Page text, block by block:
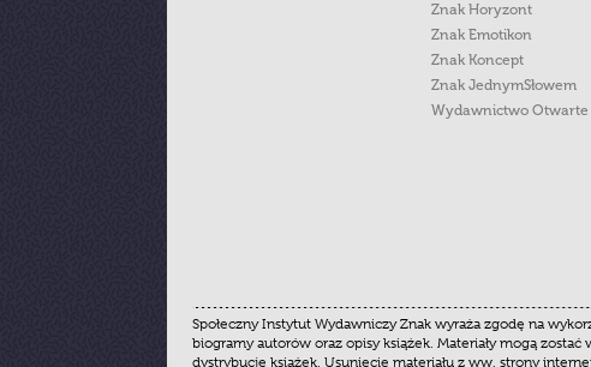
Znak Horyzont
Znak Emotikon
Znak Koncept
Znak JednymSłowem
Wydawnictwo Otwarte
Społeczny Instytut Wydawniczy Znak wyraża zgodę na
biogramy autorów oraz opisy książek. Materiały mogą
dystrybucję książek. Usunięcie materiału z ww. strony